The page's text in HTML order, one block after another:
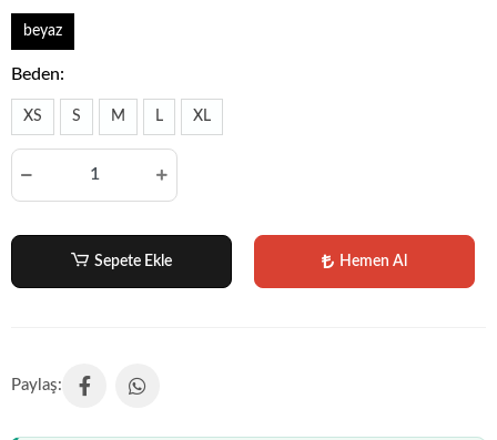
beyaz
Beden:
XS M
S XL
L
Sepete Ekle Hemen Al